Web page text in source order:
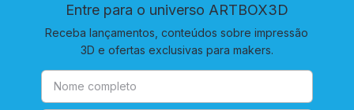
Entre para o universo ARTBOX3D
Receba lançamentos, conteúdos sobre impressão
3D e ofertas exclusivas para makers.